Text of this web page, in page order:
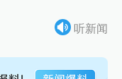
听新闻